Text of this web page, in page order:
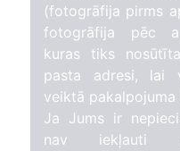
(fotogrāfija pirms
fotogrāfija pēc
kuras tiks
pasta adresi, lai
veiktā
Ja Jums ir
nav iekļauti